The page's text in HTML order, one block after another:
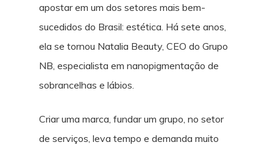
apostar em um dos setores mais bem-
sucedidos do Brasil: estética. Há sete anos,
ela se tornou Natalia Beauty, CEO do Grupo
NB, especialista em nanopigmentação de
sobrancelhas e lábios.
Criar uma marca, fundar um grupo, no setor
de serviços, leva tempo e demanda muito